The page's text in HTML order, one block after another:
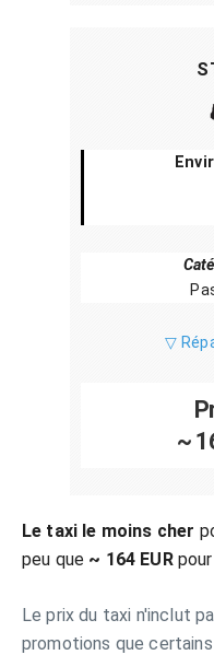
▽
~
Le taxi le moins cher
peu que ~ 164 EURpour
Le prix du taxi n'inclut
promotions que